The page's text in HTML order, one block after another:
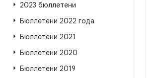
2023 бюллетени
Бюллетени 2022 года
Бюллетени 2021
Бюллетени 2020
Бюллетени 2019